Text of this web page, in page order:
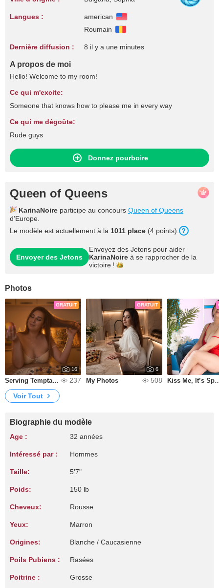
Langues :
american
Roumain
Dernière diffusion : 8 il y a une minutes
A propos de moi
Hello! Welcome to my room!
Ce qui m'excite:
Someone that knows how to please me in every way
Ce qui me dégoûte:
Rude guys
Donnez pourboire
Queen of Queens
KarinaNoire participe au concours Queen of Queens
d’Europe.
Le modèle est actuellement à la 1011 place (4 points).
Envoyer des Jetons
Envoyez des Jetons pour aider
KarinaNoire à se rapprocher de la
victoire !
Photos
GRATUIT
16
Serving Temptation 237
GRATUIT
6
My Photos 508 Kiss Me,
Voir Tout
Biographie du modèle
Age : 32 années
Intéressé par : Hommes
Taille: 5'7"
Poids: 150 lb
Cheveux: Rousse
Yeux: Marron
Origines: Blanche / Caucasienne
Poils Pubiens : Rasées
Poitrine : Grosse